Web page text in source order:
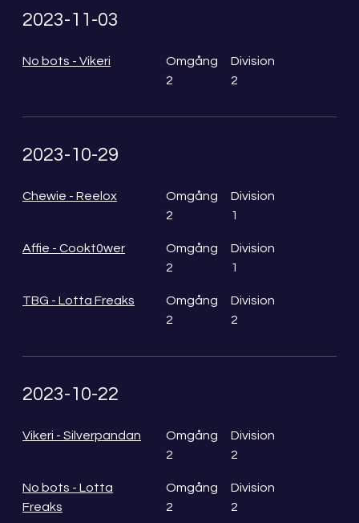
2023-11-03
No bots - Vikeri
Omgång
2
Division
2
2023-10-29
Chewie - Reelox
Omgång
2
Division
1
Affie - Cookt0wer
Omgång
2
Division
1
TBG - Lotta Freaks
Omgång
2
Division
2
2023-10-22
Vikeri - Silverpandan
Omgång
2
Division
2
No bots - Lotta
Freaks
Omgång
2
Division
2